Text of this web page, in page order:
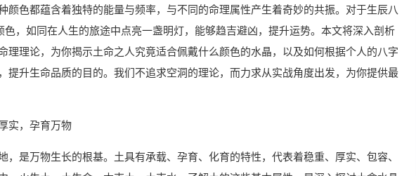
颜色都蕴含着独特的能量与频率，与不同的命理属性产生着奇妙的共振。对于生辰八
色，如同在人生的旅途中点亮一盏明灯，能够趋吉避凶，提升运势。本文将深入剖析
理理论，为你揭示土命之人究竟适合佩戴什么颜色的水晶，以及如何根据个人的八字
提升生命品质的目的。我们不追求空洞的理论，而力求从实战角度出发，为你提供最
实，孕育万物
，是万物生长的根基。土具有承载、孕育、化育的特性，代表着稳重、厚实、包容、